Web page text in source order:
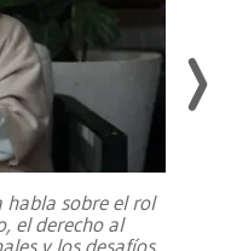
habla sobre el rol
el derecho al
y los desafíos